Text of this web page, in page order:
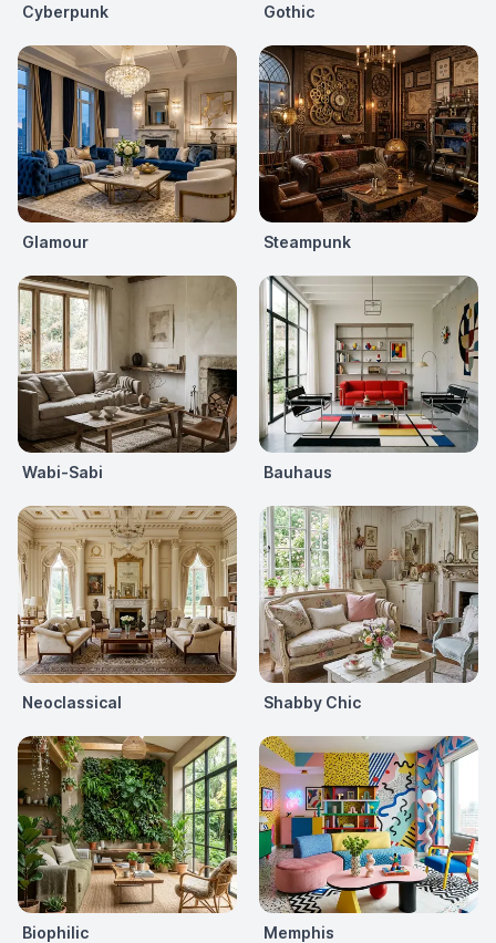
Cyberpunk Gothic
Glamour Steampunk
Wabi-Sabi Bauhaus
Neoclassical Shabby Chic
Biophilic Memphis